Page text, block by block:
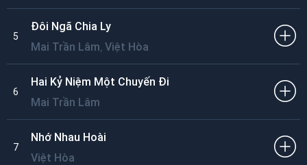
5
Đôi Ngã Chia Ly
Mai Trần Lâm, Việt Hòa
6
Hai Kỷ Niệm Một Chuyến Đi
Mai Trần Lâm
7
Nhớ Nhau Hoài
Việt Hòa